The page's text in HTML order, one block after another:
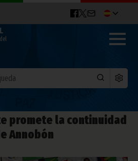
promete la continuidad
Annobón